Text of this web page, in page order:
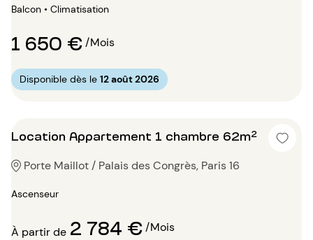
Balcon • Climatisation
1 650 €/Mois
Disponible dès le 12 août 2026
Location Appartement 1 chambre 62m²
Porte Maillot / Palais des Congrès, Paris 16
Ascenseur
À partir de 2 784 €/Mois